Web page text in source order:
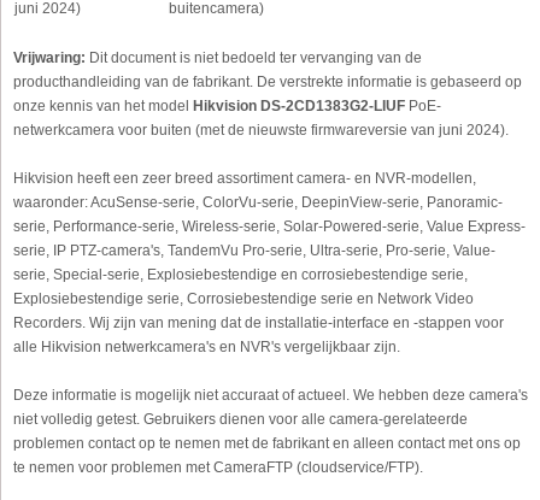
juni 2024)
buitencamera)
Vrijwaring: Dit document is niet bedoeld ter vervanging van de
producthandleiding van de fabrikant. De verstrekte informatie is gebaseerd op
onze kennis van het model
Hikvision DS-2CD1383G2-LIUF PoE-
netwerkcamera voor buiten (met de nieuwste firmwareversie van juni 2024).
Hikvision heeft een zeer breed assortiment camera- en NVR-modellen,
waaronder: AcuSense-serie, ColorVu-serie, DeepinView-serie, Panoramic-
serie, Performance-serie, Wireless-serie, Solar-Powered-serie, Value Express-
serie, IP PTZ-camera's, TandemVu Pro-serie, Ultra-serie, Pro-serie, Value-
serie, Special-serie, Explosiebestendige en corrosiebestendige serie,
Explosiebestendige serie, Corrosiebestendige serie en Network Video
Recorders. Wij zijn van mening dat de installatie-interface en -stappen voor
alle Hikvision netwerkcamera's en NVR's vergelijkbaar zijn.
Deze informatie is mogelijk niet accuraat of actueel. We hebben deze camera's
niet volledig getest. Gebruikers dienen voor alle camera-gerelateerde
problemen contact op te nemen met de fabrikant en alleen contact met ons op
te nemen voor problemen met CameraFTP (cloudservice/FTP).